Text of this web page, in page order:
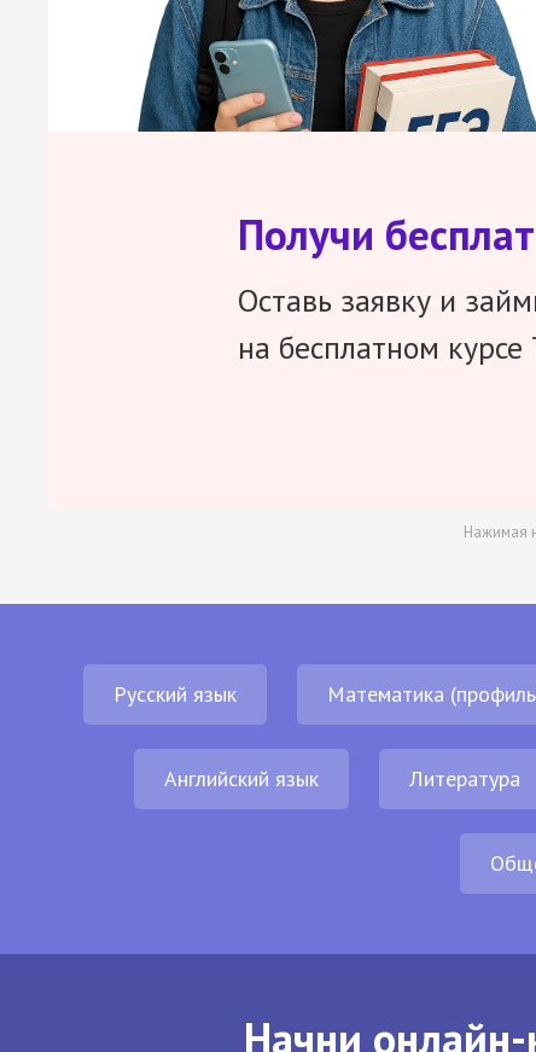
Получи
Оставь заявку и
на бесплатном курсе
Нажимая
Русский язык Математика
Английский язык Литература
Начни онлайн-